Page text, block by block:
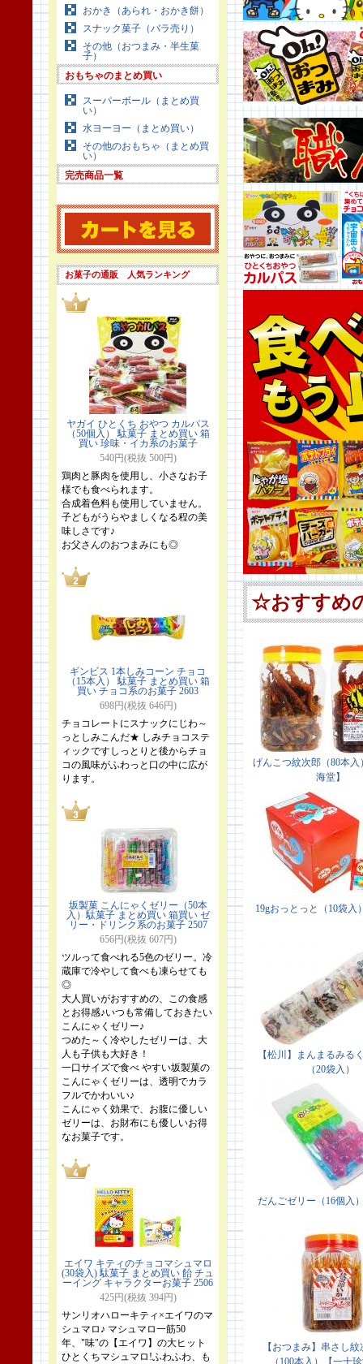
おかき（あられ・おかき餅）
スナック菓子（バラ売り）
その他（おつまみ・半生菓
子）
おもちゃのまとめ買い
スーパーボール（まとめ買
い）
水ヨーヨー（まとめ買い）
その他のおもちゃ（まとめ買
い）
完売商品一覧
お菓子の通販 人気ランキング
ヤガイ ひとくち おやつ カルパス
（50個入） 駄菓子 まとめ買い 箱
買い 珍味・イカ系のお菓子
540円(税抜 500円)
鶏肉と豚肉を使用し、小さなお子
様でも食べられます。
合成着色料も使用していません。
子どもがうらやましくなる程の美
味しさです♪
お父さんのおつまみにも◎
ギンビス 1本しみコーン チョコ
（15本入） 駄菓子 まとめ買い 箱
買い チョコ系のお菓子 2603
698円(税抜 646円)
チョコレートにスナックにじわ～
っとしみこんだ★ しみチョコステ
ィックですしっとりと後からチョ
コの風味がふわっと口の中に広が
ります。
坂製菓 こんにゃくゼリー（50本
入）駄菓子 まとめ買い 箱買い ゼ
リー・ドリンク系のお菓子 2507
656円(税抜 607円)
ツルって食べれる5色のゼリー。冷
蔵庫で冷やして食べも凍らせても
◎
大人買いがおすすめの、この食感
とお得感♪いつも常備しておきたい
こんにゃくゼリー♪
つめた～く冷やしたゼリーは、大
人も子供も大好き！
一口サイズで食べ やすい坂製菓の
こんにゃくゼリーは、透明でカラ
フルでかわいい♪
こんにゃく効果で、お腹に優しい
ゼリーは、お財布にも優しいお得
なお菓子です。
エイワ キティのチョコマシュマロ
(30袋入) 駄菓子 まとめ買い 飴 チュ
ーイング キャラクターお菓子 2506
425円(税抜 394円)
サンリオハローキティ×エイワのマ
シュマロ♪ マシュマロ一筋50
年、"味"の【エイワ】の大ヒット
ひとくちマシュマロ!ふわふわ、も